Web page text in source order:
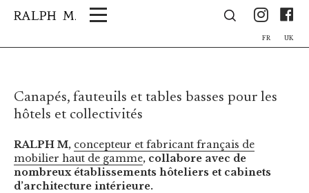
FR UK
Canapés, fauteuils et tables basses pour les
hôtels et collectivités
RALPH M, concepteur et fabricant français de
mobilier haut de gamme, collabore avec de
nombreux établissements hôteliers et cabinets
d’architecture intérieure.
Panneau de gestion des cookies